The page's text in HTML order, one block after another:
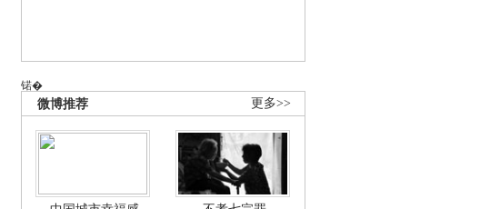
锘�
更多>>
微博推荐